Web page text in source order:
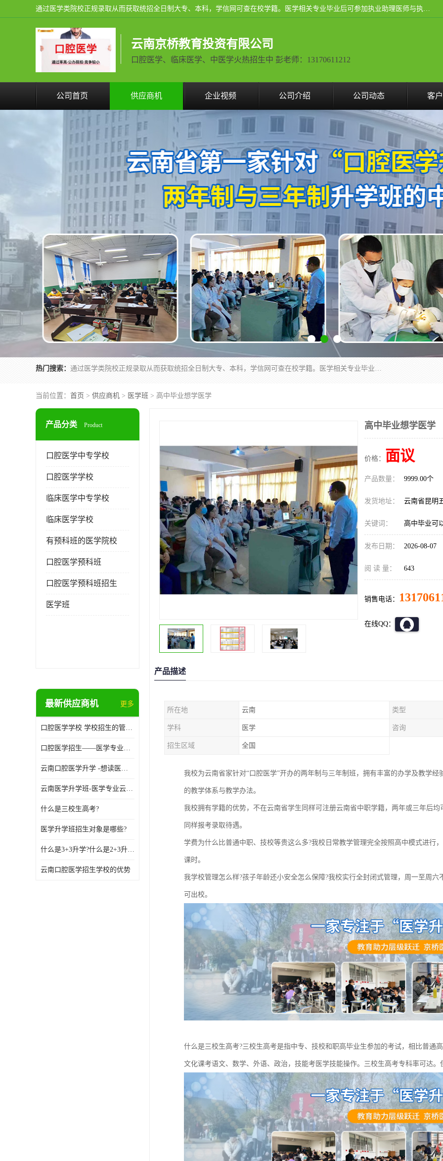
通过医学类院校正规录取从而获取统招全日制大专、本科，学信网可查在校学籍。医学相关专业毕业后可参加执业助理医师与执业医师证书考试（如口腔医学、临床医学、中医学等专业）.
云南京桥教育投资有限公司
口腔医学、临床医学、中医学火热招生中 彭老师：13170611212
公司首页 供应商机 企业视频 公司介绍 公司动态 客
热门搜索： 通过医学类院校正规录取从而获取统招全日制大专、本科，学信网可查在校学籍。医学相关专业毕业后可参加执业助理医师与执业医师证书考试（如口腔医学、临床医学、中医学等专业）.
当前位置： 首页 > 供应商机 > 医学班 > 高中毕业想学医学
产品分类 Product
口腔医学中专学校
口腔医学学校
临床医学中专学校
临床医学学校
有预科班的医学院校
口腔医学预科班
口腔医学预科班招生
医学班
最新供应商机 更多
口腔医学学校 学校招生的管理制度
口腔医学招生——医学专业升学现状
云南口腔医学升学 -想读医学专业的你是否有太多的困惑?
云南医学升学班-医学专业云南升学优势
什么是三校生高考?
医学升学班招生对象是哪些?
什么是3+3升学?什么是2+3升学?
云南口腔医学招生学校的优势
高中毕业想学医学
价格： 面议
产品数量： 9999.00个
发货地址： 云南省昆明
关键词： 高中毕业可
发布日期： 2026-08-07
阅 读 量： 643
销售电话：
在线QQ：
产品描述
所在地 云南 类型
学科 医学 咨询
招生区域 全国
我校为云南省家针对“口腔医学”开办的两年制与三年制班，拥有丰富的办学及教学
的教学体系与教学办法。
我校拥有学籍的优势，不在云南省学生同样可注册云南省中职学籍，两年或三年后
同样报考录取待遇。
学费为什么比普通中职、技校等贵这么多?我校日常教学管理完全按照高中模式进行
课时。
我学校管理怎么样?孩子年龄还小安全怎么保障?我校实行全封闭式管理，周一至周
可出校。
什么是三校生高考?三校生高考是指中专、技校和职高毕业生参加的考试，相比普通
文化课考语文、数学、外语、政治，技能考医学技能操作。三校生高考专科率可达